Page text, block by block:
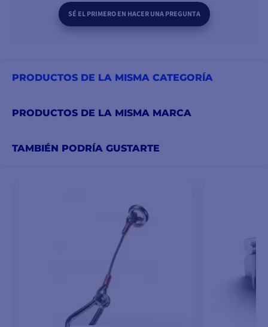
SÉ EL PRIMERO EN HACER UNA PREGUNTA
PRODUCTOS DE LA MISMA CATEGORÍA
PRODUCTOS DE LA MISMA MARCA
TAMBIÉN PODRÍA GUSTARTE